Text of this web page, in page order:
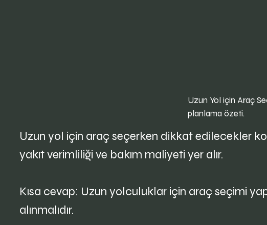
Uzun Yol için Araç
planlama özeti.
Uzun yol için araç seçerken dikkat edilecekler
yakıt verimliliği ve bakım maliyeti yer alır.
Kısa cevap: Uzun yolculuklar için araç seçimi
alınmalıdır.